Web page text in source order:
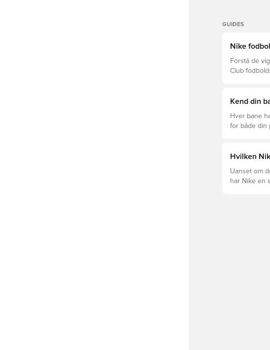
GUIDES
Nike
Forstå de
Club
Kend din
Hver bane
for både din
forskellige
Hvilken
Uanset om
har Nike en